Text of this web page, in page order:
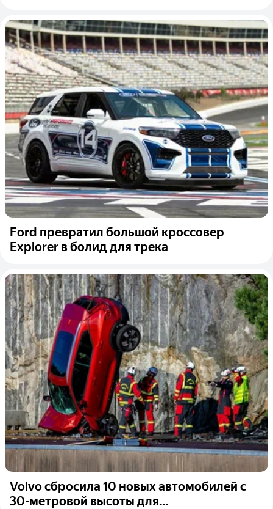
Ford превратил большой кроссовер
Explorer в болид для трека
Volvo сбросила 10 новых автомобилей с
30-метровой высоты для...